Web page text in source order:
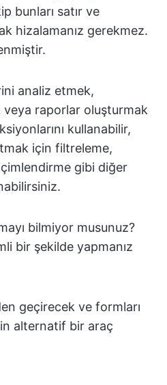
bunları satır ve
hizalamanız gerekmez.
analiz etmek,
veya raporlar oluşturmak
kullanabilir,
için filtreleme,
gibi diğer
bilmiyor musunuz?
bir şekilde yapmanız
geçirecek ve formları
alternatif bir araç